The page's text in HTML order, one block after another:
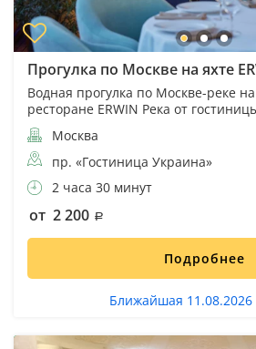
Прогулка по Москве на яхте
Водная прогулка по Москве-реке
ресторане ERWIN Река от
Москва
пр. «Гостиница Украина»
2 часа 30 минут
от 2 200
Подробнее
Ближайшая 11.08.2026